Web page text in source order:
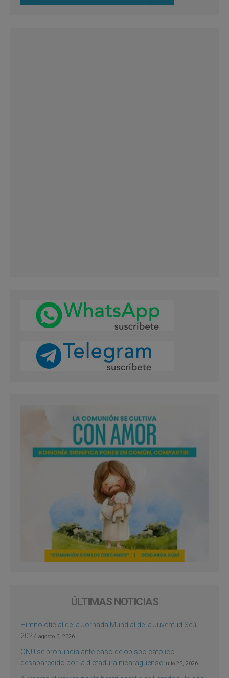
ÚLTIMAS NOTICIAS
Himno oficial de la Jornada Mundial de la Juventud Seúl
2027 agosto 3, 2026
ONU se pronuncia ante caso de obispo católico
desaparecido por la dictadura nicaragüense julio 25, 2026